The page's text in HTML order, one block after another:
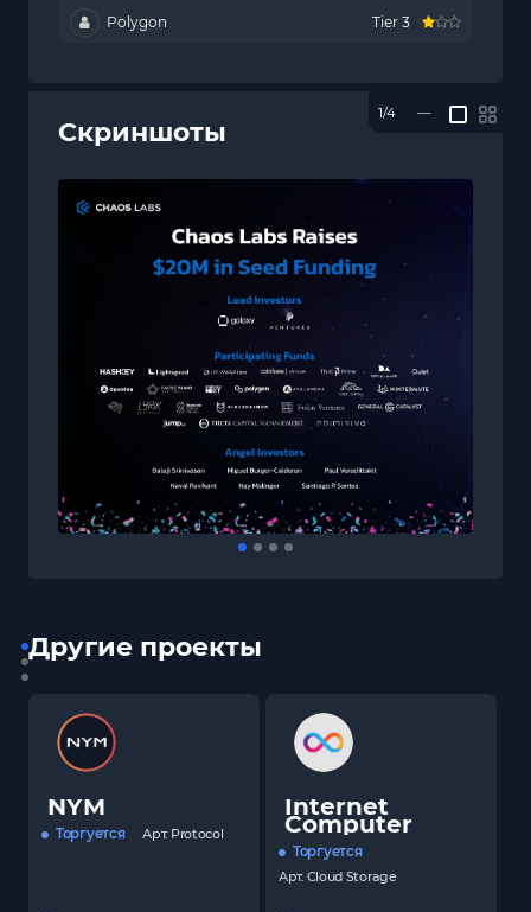
Polygon Tier 3
Скриншоты
1/4 —
Другие проекты
NYM
Торгуется Арт. Protocol
Internet
Computer
Торгуется
Арт. Cloud Storage